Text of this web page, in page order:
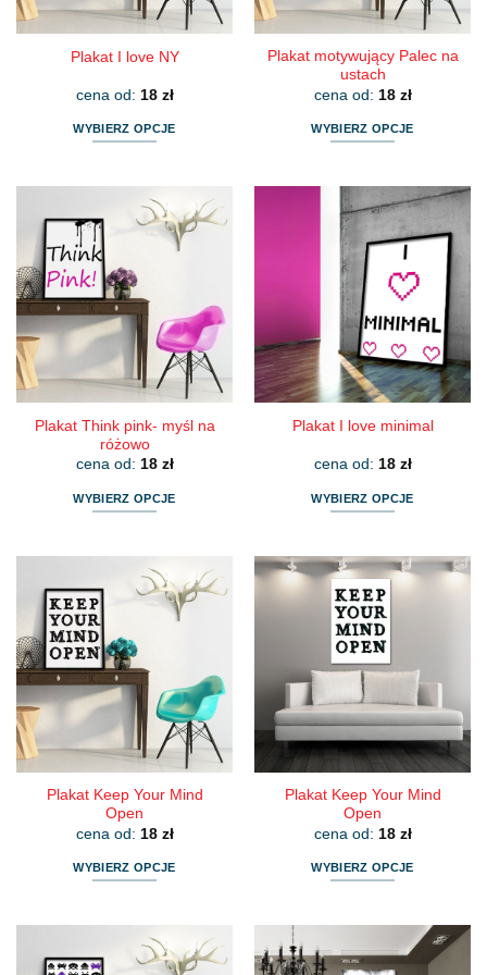
Plakat I love NY
cena od: 18 zł
WYBIERZ OPCJE
wiele
wariantów.
Opcje
można
wybrać
na
stronie
produktu
Plakat motywujący Palec na
ustach
cena od: 18 zł
WYBIERZ OPCJE
wiele
wariantów.
Opcje
można
wybrać
na
stronie
produktu
Plakat Think pink- myśl na
różowo
cena od: 18 zł
WYBIERZ OPCJE
wiele
wariantów.
Opcje
można
wybrać
na
stronie
produktu
Plakat I love minimal
cena od: 18 zł
WYBIERZ OPCJE
ma
wiele
wariantów.
Opcje
można
wybrać
na
stronie
produktu
Plakat Keep Your Mind
Open
cena od: 18 zł
WYBIERZ OPCJE
wiele
Plakat Keep Your Mind
Open
cena od: 18 zł
WYBIERZ OPCJE
wiele